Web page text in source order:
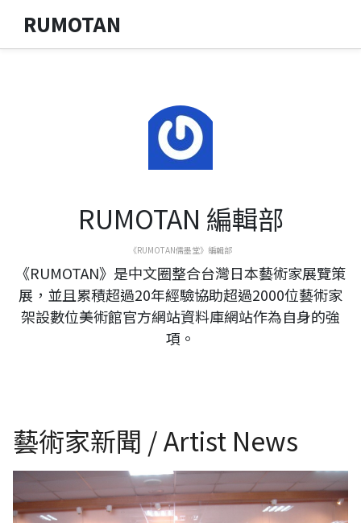
RUMOTAN
RUMOTAN 編輯部
《RUMOTAN儒墨堂》編輯部
《RUMOTAN》是中文圈整合台灣日本藝術家展覽策
展，並且累積超過20年經驗協助超過2000位藝術家
架設數位美術館官方網站資料庫網站作為自身的強
項。
藝術家新聞 / Artist News
楊門藝術中心台灣苗栗文化交流